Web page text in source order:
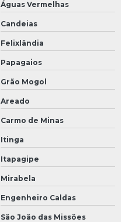
Águas Vermelhas
Candeias
Felixlândia
Papagaios
Grão Mogol
Areado
Carmo de Minas
Itinga
Itapagipe
Mirabela
Engenheiro Caldas
São João das Missões